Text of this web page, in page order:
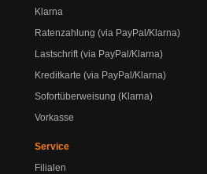
Klarna
Ratenzahlung (via PayPal/Klarna)
Lastschrift (via PayPal/Klarna)
Kreditkarte (via PayPal/Klarna)
Sofortüberweisung (Klarna)
Vorkasse
Service
Filialen